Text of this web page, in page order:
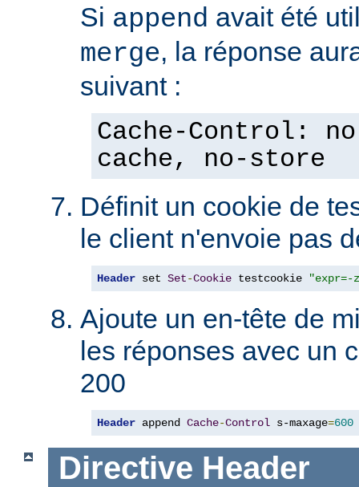
Si append avait été
merge, la réponse
suivant :
Cache-Control:
cache, no-store
Définit un cookie de
le client n'envoie pas
Header set Set-Cookie testcookie "expr=-
Ajoute un en-tête de
les réponses avec un
200
Header append Cache-Control s-maxage=600
Directive Header